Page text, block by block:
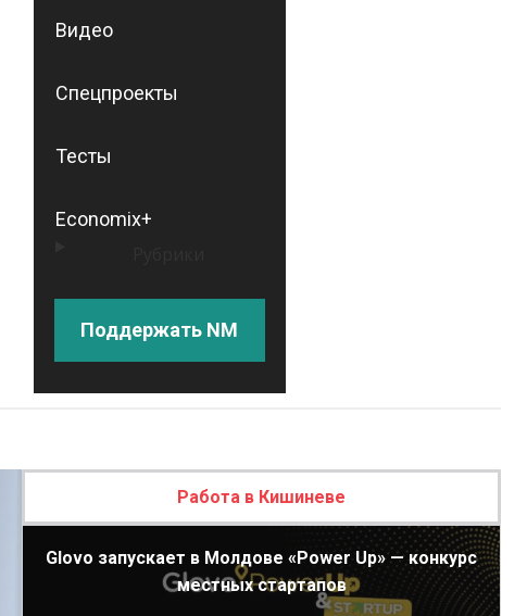
Видео
Спецпроекты
Тесты
Economix+
Поддержать NM
Работа в Кишиневе
Glovo запускает в Молдове «Power Up» — конкурс
местных стартапов